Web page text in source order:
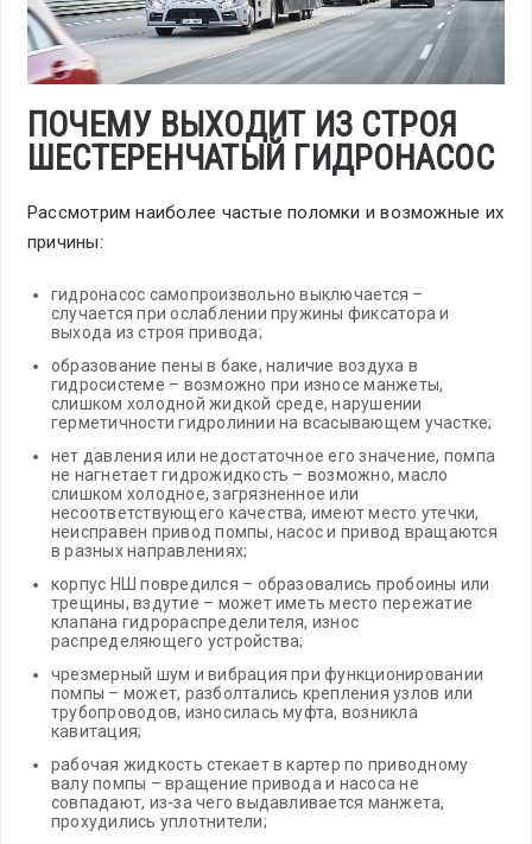
ПОЧЕМУ ВЫХОДИТ ИЗ СТРОЯ
ШЕСТЕРЕНЧАТЫЙ ГИДРОНАСОС
Рассмотрим наиболее частые поломки и возможные их
причины:
гидронасос самопроизвольно выключается –
случается при ослаблении пружины фиксатора и
выхода из строя привода;
образование пены в баке, наличие воздуха в
гидросистеме – возможно при износе манжеты,
слишком холодной жидкой среде, нарушении
герметичности гидролинии на всасывающем участке;
нет давления или недостаточное его значение, помпа
не нагнетает гидрожидкость – возможно, масло
слишком холодное, загрязненное или
несоответствующего качества, имеют место утечки,
неисправен привод помпы, насос и привод вращаются
в разных направлениях;
корпус НШ повредился – образовались пробоины или
трещины, вздутие – может иметь место пережатие
клапана гидрораспределителя, износ
распределяющего устройства;
чрезмерный шум и вибрация при функционировании
помпы – может, разболтались крепления узлов или
трубопроводов, износилась муфта, возникла
кавитация;
рабочая жидкость стекает в картер по приводному
валу помпы – вращение привода и насоса не
совпадают, из-за чего выдавливается манжета,
прохудились уплотнители;